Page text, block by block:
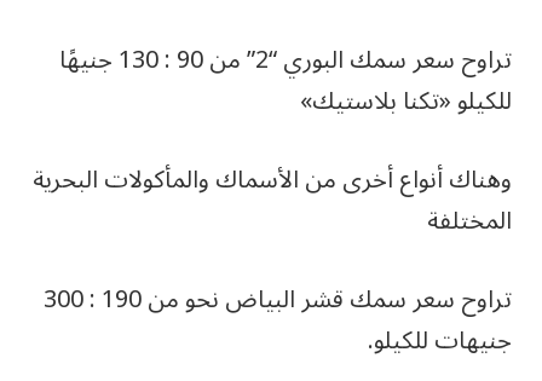
تراوح سعر سمك البوري “2” من 90 : 130 جنيهًا
للكيلو «تكنا بلاستيك»
وهناك أنواع أخرى من الأسماك والمأكولات البحرية
المختلفة
تراوح سعر سمك قشر البياض نحو من 190 : 300
جنيهات للكيلو.